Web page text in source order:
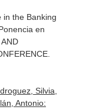
in the Banking
en
Silvia,
Antonio: